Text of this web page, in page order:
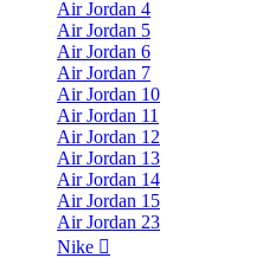
Air Jordan 4
Air Jordan 5
Air Jordan 6
Air Jordan 7
Air Jordan 10
Air Jordan 11
Air Jordan 12
Air Jordan 13
Air Jordan 14
Air Jordan 15
Air Jordan 23
Nike